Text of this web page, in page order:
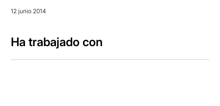
12 junio 2014
Ha trabajado con